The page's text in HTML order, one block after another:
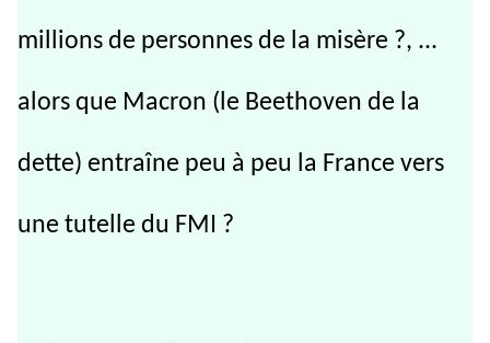
millions de personnes de la misère ?, ...
alors que Macron (le Beethoven de la
dette) entraîne peu à peu la France vers
une tutelle du FMI ?